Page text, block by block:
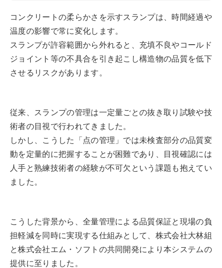
コンクリートの柔らかさを示すスランプは、時間経過や
温度の影響で常に変化します。
スランプが許容範囲から外れると、充填不良やコールド
ジョイント等の不具合を引き起こし構造物の品質を低下
させるリスクがあります。
従来、スランプの管理は一定量ごとの抜き取り試験や技
術者の目視で行われてきました。
しかし、こうした「点の管理」では未検査部分の品質変
動を定量的に把握することが困難であり、目視確認には
人手と熟練技術者の経験が不可欠という課題も抱えてい
ました。
こうした背景から、全量管理による品質保証と現場の負
担軽減を同時に実現する仕組みとして、株式会社大林組
と株式会社エム・ソフトの共同開発により本システムの
提供に至りました。